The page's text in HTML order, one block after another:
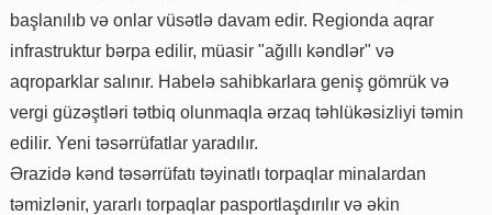
başlanılıb və onlar vüsətlə davam edir. Regionda aqrar
infrastruktur bərpa edilir, müasir "ağıllı kəndlər" və
aqroparklar salınır. Habelə sahibkarlara geniş gömrük və
vergi güzəştləri tətbiq olunmaqla ərzaq təhlükəsizliyi təmin
edilir. Yeni təsərrüfatlar yaradılır.
Ərazidə kənd təsərrüfatı təyinatlı torpaqlar minalardan
təmizlənir, yararlı torpaqlar pasportlaşdırılır və əkin